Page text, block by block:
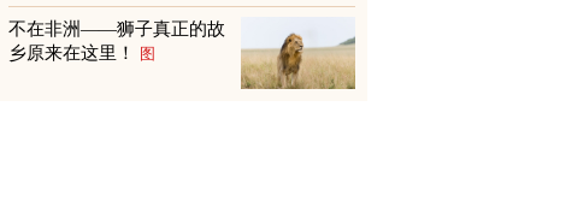
不在非洲——狮子真正的故
乡原来在这里！
图